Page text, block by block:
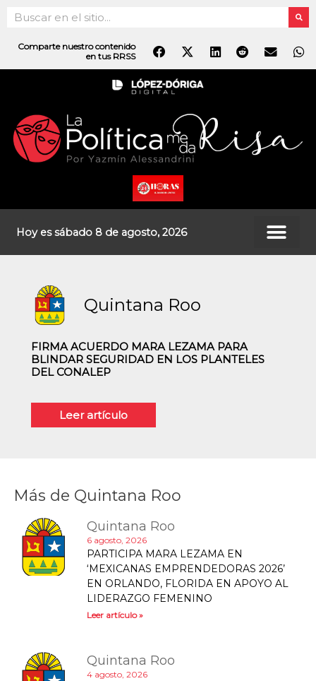
contenido
Search
Comparte nuestro contenido
en tus RRSS
Hoy es sábado 8 de agosto, 2026
Quintana Roo
FIRMA ACUERDO MARA LEZAMA PARA
BLINDAR SEGURIDAD EN LOS PLANTELES
DEL CONALEP
Leer artículo
Más de Quintana Roo
Quintana Roo
6 agosto, 2026
PARTICIPA MARA LEZAMA EN
‘MEXICANAS EMPRENDEDORAS 2026’
EN ORLANDO, FLORIDA EN APOYO AL
LIDERAZGO FEMENINO
Leer artículo »
Quintana Roo
4 agosto, 2026